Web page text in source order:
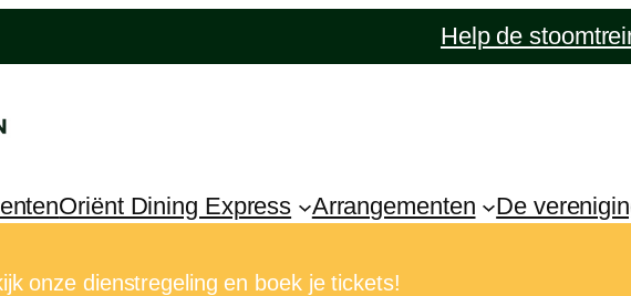
Help de
Oriënt Dining Express Arrangementen De
onze dienstregeling en boek je tickets!